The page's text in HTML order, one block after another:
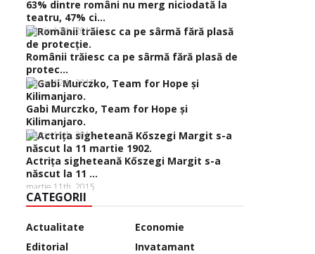
63% dintre români nu merg niciodată la
teatru, 47% ci...
martie 12th, 2015
Românii trăiesc ca pe sârmă fără plasă de
protec...
martie 12th, 2015
Gabi Murczko, Team for Hope şi
Kilimanjaro.
martie 11th, 2015
Actriţa sigheteană Kőszegi Margit s-a
născut la 11 ...
martie 11th, 2015
CATEGORII
Actualitate
Economie
Editorial
Invatamant